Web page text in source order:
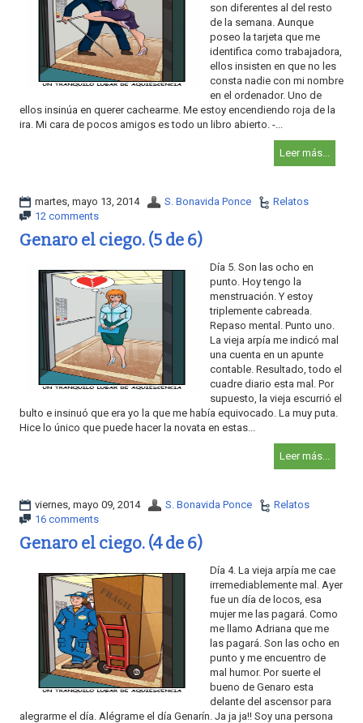
son diferentes al del resto
de la semana. Aunque
poseo la tarjeta que me
identifica como trabajadora,
ellos insisten en que no les
consta nadie con mi nombre
en el ordenador. Uno de
ellos insinúa en querer cachearme. Me estoy encendiendo roja de la
ira. Mi cara de pocos amigos es todo un libro abierto. -...
Leer más...
martes, mayo 13, 2014 S. Bonavida Ponce
Relatos
12 comments
Genaro el ciego. (5 de 6)
Día 5. Son las ocho en
punto. Hoy tengo la
menstruación. Y estoy
triplemente cabreada.
Repaso mental. Punto uno.
La vieja arpía me indicó mal
una cuenta en un apunte
contable. Resultado, todo el
cuadre diario esta mal. Por
supuesto, la vieja escurrió el
bulto e insinuó que era yo la que me había equivocado. La muy puta.
Hice lo único que puede hacer la novata en estas...
Leer más...
viernes, mayo 09, 2014 S. Bonavida Ponce
Relatos
16 comments
Genaro el ciego. (4 de 6)
Día 4. La vieja arpía me cae
irremediablemente mal. Ayer
fue un día de locos, esa
mujer me las pagará. Como
me llamo Adriana que me
las pagará. Son las ocho en
punto y me encuentro de
mal humor. Por suerte el
bueno de Genaro esta
delante del ascensor para
alegrarme el día. Alégrame el día Genarín. Ja ja ja!! Soy una persona